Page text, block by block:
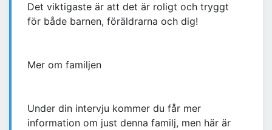
Det viktigaste är att det är roligt och tryggt
för både barnen, föräldrarna och dig!
Mer om familjen
Under din intervju kommer du får mer
information om just denna familj, men här är